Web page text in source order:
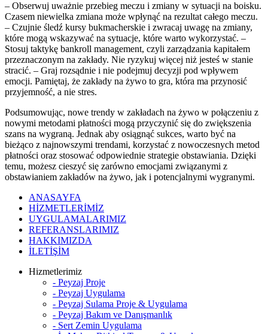
– Obserwuj uważnie przebieg meczu i zmiany w sytuacji na boisku.
Czasem niewielka zmiana może wpłynąć na rezultat całego meczu.
– Czujnie śledź kursy bukmacherskie i zwracaj uwagę na zmiany,
które mogą wskazywać na sytuacje, które warto wykorzystać. –
Stosuj taktykę bankroll management, czyli zarządzania kapitałem
przeznaczonym na zakłady. Nie ryzykuj więcej niż jesteś w stanie
stracić. – Graj rozsądnie i nie podejmuj decyzji pod wpływem
emocji. Pamiętaj, że zakłady na żywo to gra, która ma przynosić
przyjemność, a nie stres.
Podsumowując, nowe trendy w zakładach na żywo w połączeniu z
nowymi metodami płatności mogą przyczynić się do zwiększenia
szans na wygraną. Jednak aby osiągnąć sukces, warto być na
bieżąco z najnowszymi trendami, korzystać z nowoczesnych metod
płatności oraz stosować odpowiednie strategie obstawiania. Dzięki
temu, możesz cieszyć się zarówno emocjami związanymi z
obstawianiem zakładów na żywo, jak i potencjalnymi wygranymi.
ANASAYFA
HİZMETLERİMİZ
UYGULAMALARIMIZ
REFERANSLARIMIZ
HAKKIMIZDA
İLETİŞİM
Hizmetlerimiz
- Peyzaj Proje
- Peyzaj Uygulama
- Peyzaj Sulama Proje & Uygulama
- Peyzaj Bakım ve Danışmanlık
- Sert Zemin Uygulama